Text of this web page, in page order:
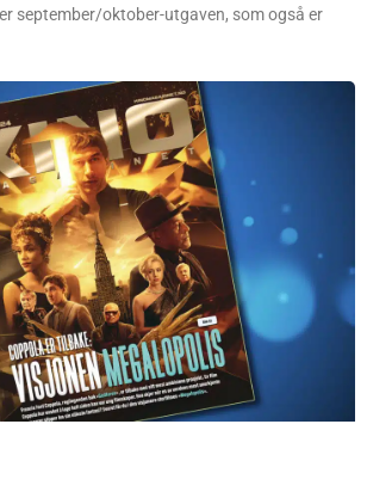
september/oktober-utgaven, som også er